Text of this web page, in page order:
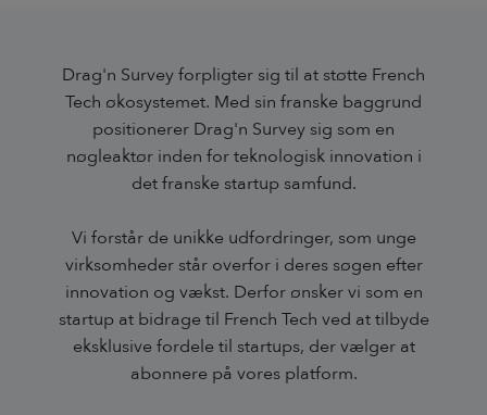
Drag'n Survey forpligter sig til at støtte French
Tech økosystemet. Med sin franske baggrund
positionerer Drag'n Survey sig som en
nøgleaktør inden for teknologisk innovation i
det franske startup samfund.
Vi forstår de unikke udfordringer, som unge
virksomheder står overfor i deres søgen efter
innovation og vækst. Derfor ønsker vi som en
startup at bidrage til French Tech ved at tilbyde
eksklusive fordele til startups, der vælger at
abonnere på vores platform.